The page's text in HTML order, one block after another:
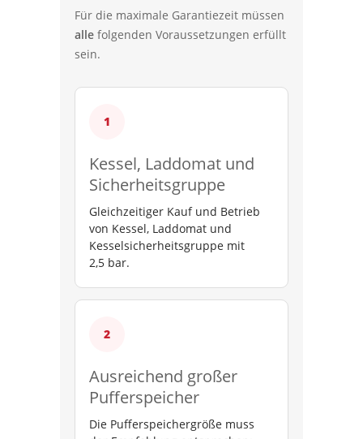
Für die maximale Garantiezeit müssen
alle folgenden Voraussetzungen erfüllt
sein.
Kessel, Laddomat und
Sicherheitsgruppe
Gleichzeitiger Kauf und Betrieb
von Kessel, Laddomat und
Kesselsicherheitsgruppe mit
2,5 bar.
Ausreichend großer
Pufferspeicher
Die Pufferspeichergröße muss